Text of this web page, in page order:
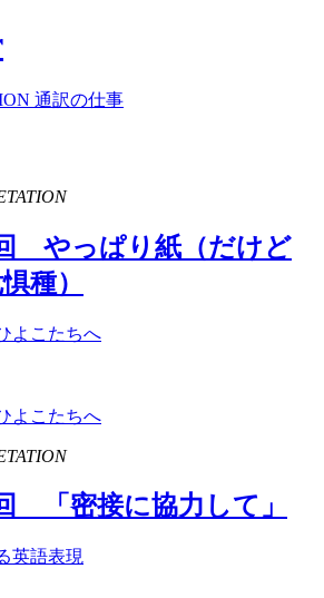
通訳の仕事
やっぱり紙（だけど
種）
よこたちへ
よこたちへ
「密接に協力して」
英語表現